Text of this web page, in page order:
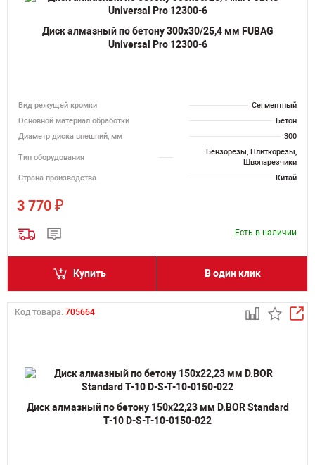
Диск алмазный по бетону 300х30/25,4 мм FUBAG
Universal Pro 12300-6
Вид режущей кромки
Сегментный
Основной материал обработки
Бетон
Диаметр диска внешний, мм
300
Тип оборудования
Бензорезы, Плиткорезы,
Швонарезчики
Страна производства
Китай
3 770 ₽
Есть в наличии
Купить В один клик
Код товара: 705664
Диск алмазный по бетону 150х22,23 мм D.BOR Standard
T-10 D-S-T-10-0150-022